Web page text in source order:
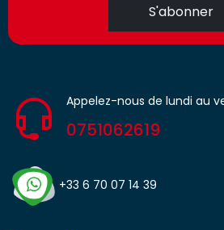
S'abonner
Appelez-nous de lundi au
0751062619
+33 6 70 07 14 39